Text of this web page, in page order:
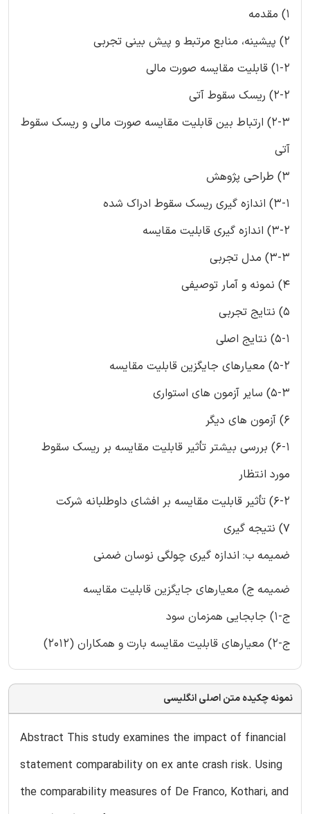
1) مقدمه
2) پیشینه، منابع مرتبط و پیش بینی تجربی
1-2) قابلیت مقایسه صورت مالی
2-2) ریسک سقوط آتی
2-3) ارتباط بین قابلیت مقایسه صورت مالی و ریسک سقوط
آتی
3) طراحی پژوهش
3-1) اندازه گیری ریسک سقوط ادراک شده
3-2) اندازه گیری قابلیت مقایسه
3-3) مدل تجربی
4) نمونه و آمار توصیفی
5) نتایج تجربی
5-1) نتایج اصلی
5-2) معیارهای جایگزین قابلیت مقایسه
5-3) سایر آزمون های استواری
6) آزمون های دیگر
6-1) بررسی بیشتر تأثیر قابلیت مقایسه بر ریسک سقوط
مورد انتظار
6-2) تأثیر قابلیت مقایسه بر افشای داوطلبانه شرکت
7) نتیجه گیری
ضمیمه ب: اندازه گیری چولگی نوسان ضمنی
ضمیمه ج) معیارهای جایگزین قابلیت مقایسه
ج-1) جابجایی همزمان سود
ج-2) معیارهای قابلیت مقایسه بارت و همکاران (2012)
نمونه چکیده متن اصلی انگلیسی
Abstract This study examines the impact of financial
statement comparability on ex ante crash risk. Using
the comparability measures of De Franco, Kothari, and